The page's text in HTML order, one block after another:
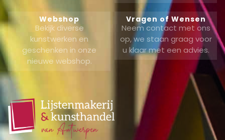
Webshop
Bekijk diverse
kunstwerken en
geschenken in onze
nieuwe webshop.
Vragen of Wensen
Neem contact met ons
op, we staan graag voor
u klaar met een advies.